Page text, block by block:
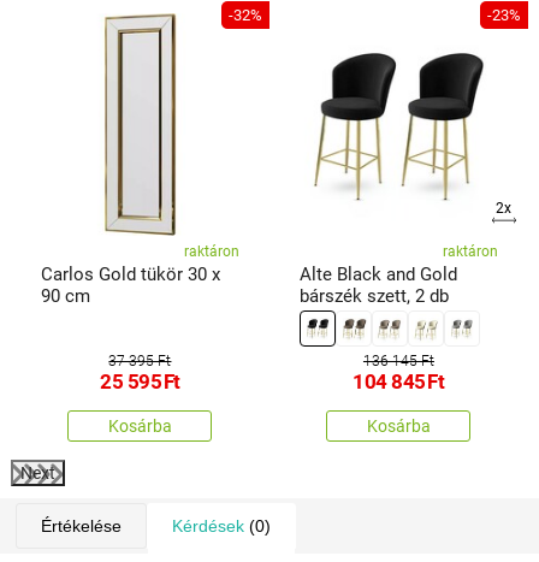
-32%
raktáron
Carlos Gold tükör 30 x
90 cm
37 395 Ft
25 595Ft
Kosárba
-23%
2x
raktáron
Alte Black and Gold
bárszék szett, 2 db
136 145 Ft
104 845Ft
Kosárba
Next
Értékelése Kérdések(0)